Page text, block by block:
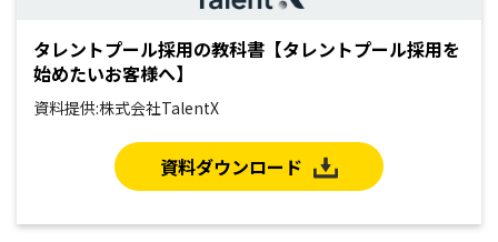
タレントプール採用の教科書【タレントプール採用を
始めたいお客様へ】
資料提供:株式会社TalentX
資料ダウンロード